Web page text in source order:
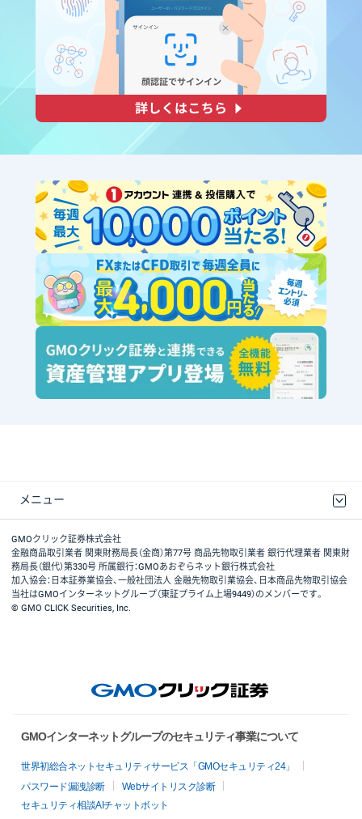
メニュー
取引規程・約款
最良執行方針
ディスクレイマー
リスク説明
GMOクリック証券ホームページ
GMOクリック証券株式会社
金融商品取引業者 関東財務局長（金商）第77号 商品先物取引業者 銀行代理業者 関東財
務局長（銀代）第330号 所属銀行：GMOあおぞらネット銀行株式会社
加入協会：日本証券業協会、一般社団法人 金融先物取引業協会、日本商品先物取引協会
当社はGMOインターネットグループ（東証プライム上場9449）のメンバーです。
© GMO CLICK Securities, Inc.
GMOインターネットグループのセキュリティ事業について
世界初総合ネットセキュリティサービス「GMOセキュリティ24」
パスワード漏洩診断
Webサイトリスク診断
セキュリティ相談AIチャットボット